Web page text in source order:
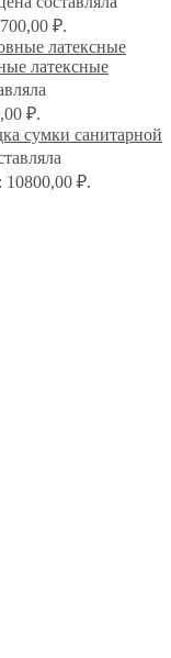
₽.
латексные
₽.
сумки санитарной
10800,00 ₽.